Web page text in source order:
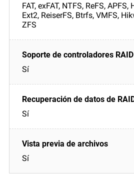
FAT, exFAT, NTFS, ReFS, APFS,
Ext2, ReiserFS, Btrfs, VMFS,
ZFS
Sí
Sí
Sí